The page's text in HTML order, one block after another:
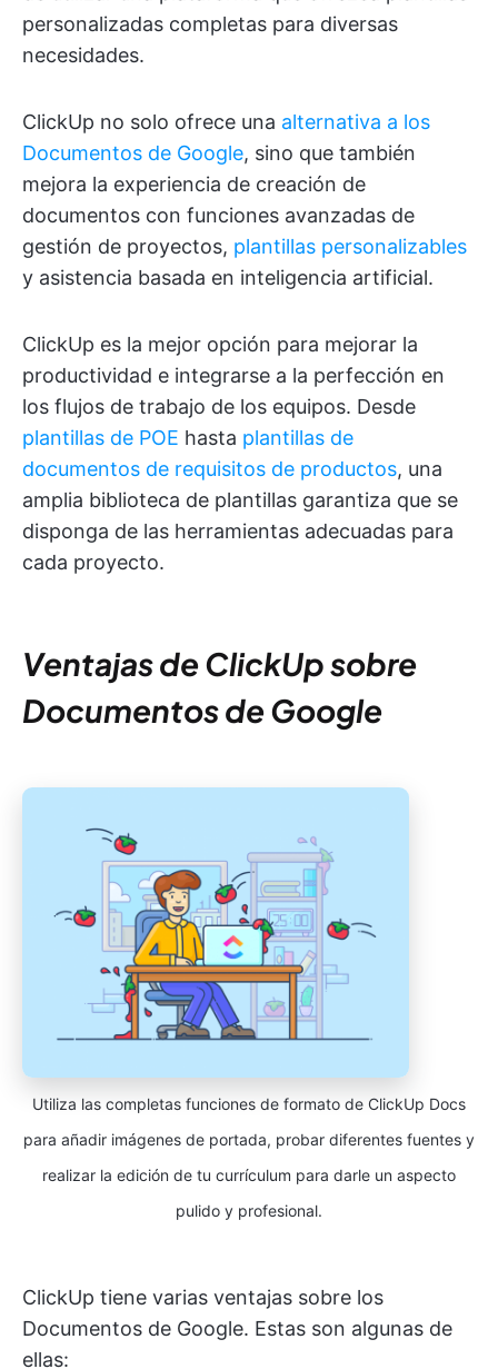
personalizadas completas para diversas
necesidades.
ClickUp no solo ofrece una alternativa a los
Documentos de Google, sino que también
mejora la experiencia de creación de
documentos con funciones avanzadas de
gestión de proyectos, plantillas personalizables
y asistencia basada en inteligencia artificial.
ClickUp es la mejor opción para mejorar la
productividad e integrarse a la perfección en
los flujos de trabajo de los equipos. Desde
plantillas de POE hasta plantillas de
documentos de requisitos de productos, una
amplia biblioteca de plantillas garantiza que se
disponga de las herramientas adecuadas para
cada proyecto.
Ventajas de ClickUp sobre
Documentos de Google
Utiliza las completas funciones de formato de ClickUp Docs
para añadir imágenes de portada, probar diferentes fuentes y
realizar la edición de tu currículum para darle un aspecto
pulido y profesional.
ClickUp tiene varias ventajas sobre los
Documentos de Google. Estas son algunas de
ellas: